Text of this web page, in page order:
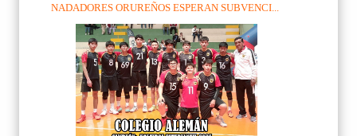
NADADORES ORUREÑOS ESPERAN SUBVENCI...